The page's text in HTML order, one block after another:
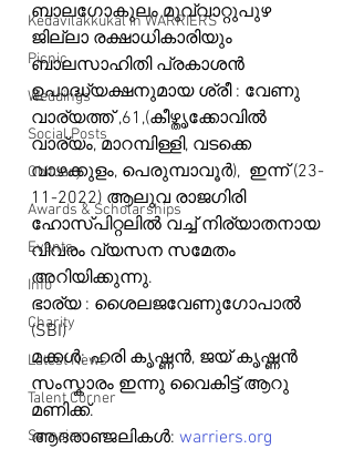
Kedavilakkukal in WARRIERS
Picnic
Weddings
Social Posts
Obituary
Awards & Scholarships
Events
Info
Charity
Latest News
Talent Corner
Samajam
ബാലഗോകുലം മുവ്വാറ്റുപുഴ
ജില്ലാ രക്ഷാധികാരിയും
ബാലസാഹിതി പ്രകാശൻ
ഉപാദ്ധ്യക്ഷനുമായ ശ്രീ : വേണു
വാര്യത്ത് ,61,(കീഴ്തൃക്കോവിൽ
വാര്യം, മാറമ്പിള്ളി, വടക്കെ
വാഴക്കുളം, പെരുമ്പാവൂർ),  ഇന്ന് (23-
11-2022) ആലുവ രാജഗിരി
ഹോസ്പിറ്റലിൽ വച്ച് നിര്യാതനായ
വിവരം വ്യസന സമേതം
അറിയിക്കുന്നു.
ഭാര്യ : ശൈലജവേണുഗോപാൽ
(SBI)
മക്കൾ: ഹരി കൃഷ്ണൻ, ജയ് കൃഷ്ണൻ
സംസ്കാരം ഇന്നു വൈകിട്ട് ആറു
മണിക്ക്.
ആദരാഞ്ജലികൾ: warriers.org